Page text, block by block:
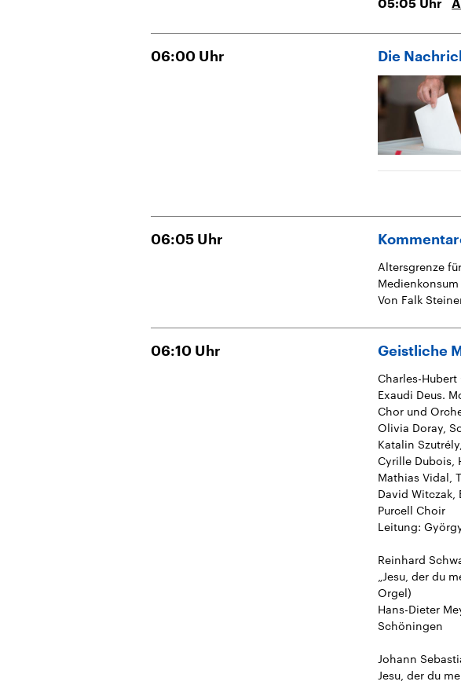
05:05 Uhr
06:00 Uhr Die
06:05 Uhr
Altersgrenze
Von Falk
06:10 Uhr Geistliche
Charles-Hubert
Exaudi Deus.
Chor und
Olivia Doray,
Katalin
Cyrille Dubois,
Mathias Vidal,
David Witczak,
Purcell Choir
Leitung:
Reinhard
„Jesu, der du
Orgel)
Hans-Dieter
Schöningen
Johann
Jesu, der du